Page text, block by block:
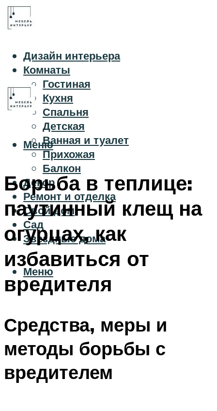
Дизайн интерьера
Комнаты
Гостиная
Кухня
Спальня
Детская
Ванная и туалет
Прихожая
Балкон
Декор
Ремонт и отделка
Свой дом
Сад
Звездные дома
Меню
Меню
Борьба в теплице:
паутинный клещ на
огурцах, как
избавиться от
вредителя
Средства, меры и
методы борьбы с
вредителем